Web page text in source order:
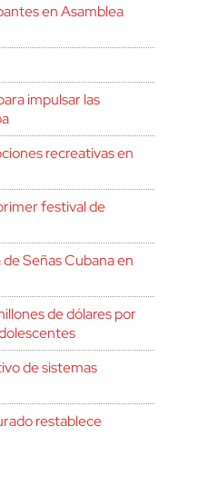
en Asamblea
impulsar las
recreativas en
festival de
Señas Cubana en
de dólares por
de sistemas
restablece